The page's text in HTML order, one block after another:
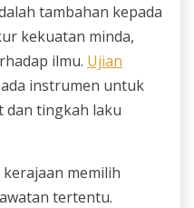
tambahan kepada
kekuatan minda,
ilmu. Ujian
instrumen untuk
dan tingkah laku
memilih
tertentu.